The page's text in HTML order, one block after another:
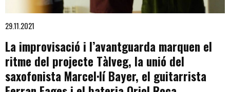
Diapositiva 1 de 1
29.11.2021
La improvisació i l’avantguarda marquen el
ritme del projecte Tàlveg, la unió del
saxofonista Marcel·lí Bayer, el guitarrista